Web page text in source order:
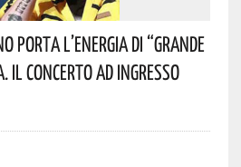
Porta L’energia Di “Grande
Il Concerto Ad Ingresso